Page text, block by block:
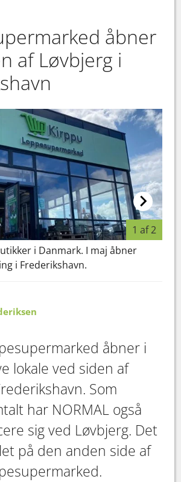
åbner
af Løvbjerg i
1 af 2
i Danmark. I maj åbner
i Frederikshavn.
åbner i
lokale ved siden af
Som
har NORMAL også
sig ved Løvbjerg. Det
på den anden side af